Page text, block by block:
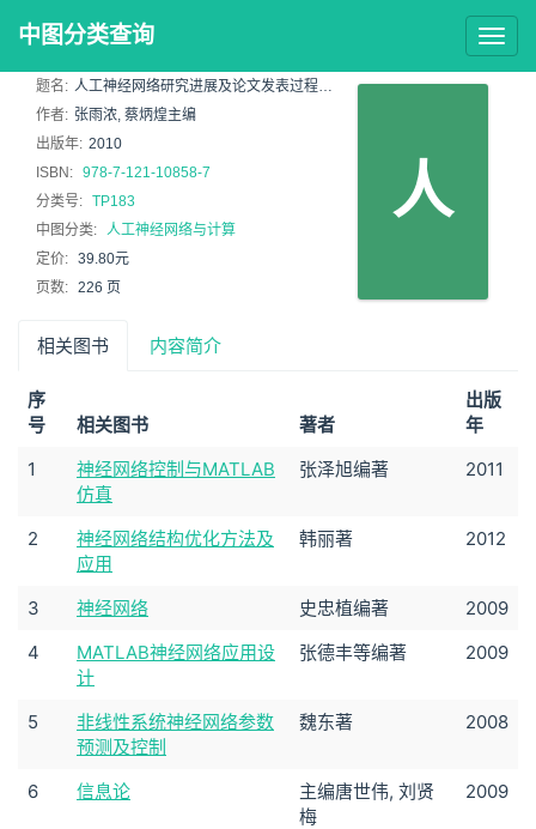
中图分类查询
人
题名: 人工神经网络研究进展及论文发表过程论辩
作者: 张雨浓, 蔡炳煌主编
出版年: 2010
ISBN: 978-7-121-10858-7
分类号: TP183
中图分类: 人工神经网络与计算
定价: 39.80元
页数: 226 页
相关图书 内容简介
序
号
相关图书 著者
出版
年
1
神经网络控制与MATLAB
仿真
张泽旭编著 2011
2
神经网络结构优化方法及
应用
韩丽著 2012
3 神经网络 史忠植编著
2009
4
MATLAB神经网络应用设
计
张德丰等编著 2009
5
非线性系统神经网络参数
预测及控制
魏东著 2008
6 信息论
主编唐世伟, 刘贤
梅
2009